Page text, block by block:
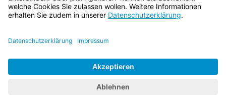
BayernPortal
Impressum